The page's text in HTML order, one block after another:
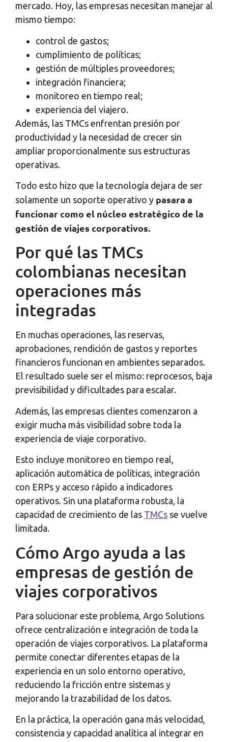
mercado. Hoy, las empresas necesitan manejar al
mismo tiempo:
control de gastos;
cumplimiento de políticas;
gestión de múltiples proveedores;
integración financiera;
monitoreo en tiempo real;
experiencia del viajero.
Además, las TMCs enfrentan presión por
productividad y la necesidad de crecer sin
ampliar proporcionalmente sus estructuras
operativas.
Todo esto hizo que la tecnología dejara de ser
solamente un soporte operativo y pasara a
funcionar como el núcleo estratégico de la
gestión de viajes corporativos.
Por qué las TMCs
colombianas necesitan
operaciones más
integradas
En muchas operaciones, las reservas,
aprobaciones, rendición de gastos y reportes
financieros funcionan en ambientes separados.
El resultado suele ser el mismo: reprocesos, baja
previsibilidad y dificultades para escalar.
Además, las empresas clientes comenzaron a
exigir mucha más visibilidad sobre toda la
experiencia de viaje corporativo.
Esto incluye monitoreo en tiempo real,
aplicación automática de políticas, integración
con ERPs y acceso rápido a indicadores
operativos. Sin una plataforma robusta, la
capacidad de crecimiento de las TMCs se vuelve
limitada.
Cómo Argo ayuda a las
empresas de gestión de
viajes corporativos
Para solucionar este problema, Argo Solutions
ofrece centralización e integración de toda la
operación de viajes corporativos. La plataforma
permite conectar diferentes etapas de la
experiencia en un solo entorno operativo,
reduciendo la fricción entre sistemas y
mejorando la trazabilidad de los datos.
En la práctica, la operación gana más velocidad,
consistencia y capacidad analítica al integrar en